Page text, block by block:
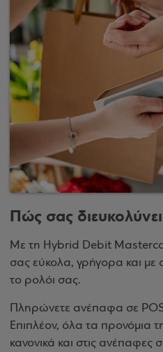
Πώς σας
Με τη Hybrid Debit
σας εύκολα, γρήγορα και με
το ρολόι σας.
Πληρώνετε ανέπαφα σε
Επιπλέον, όλα τα προνόμια
κανονικά και στις ανέπαφες